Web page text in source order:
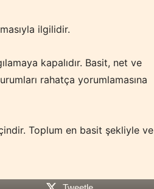
ilgilidir.
kapalıdır. Basit, net ve
rahatça yorumlamasına
Toplum en basit şekliyle ve